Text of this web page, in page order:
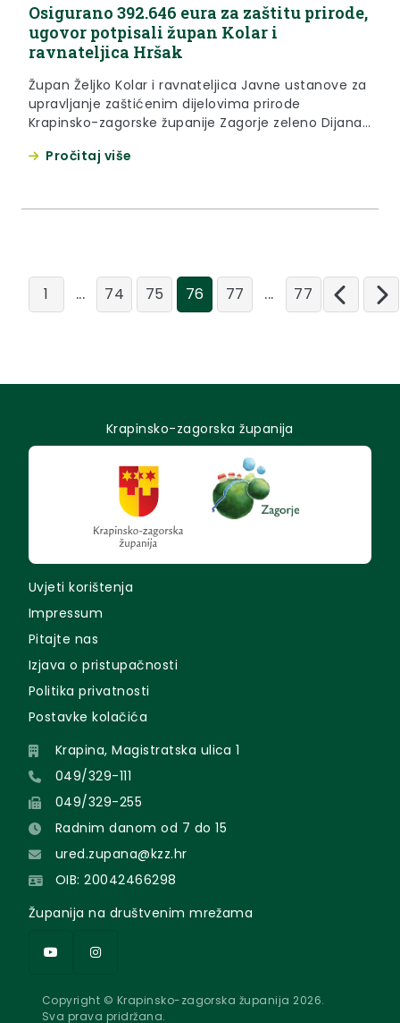
Osigurano 392.646 eura za zaštitu prirode,
ugovor potpisali župan Kolar i
ravnateljica Hršak
Župan Željko Kolar i ravnateljica Javne ustanove za
upravljanje zaštićenim dijelovima prirode
Krapinsko-zagorske županije Zagorje zeleno Dijana
sufinanciranju rada Javne ustanove Zagorje zeleno
Pročitaj više
1 ... 74 75 76 77 ... 77
Krapinsko-zagorska županija
Uvjeti korištenja
Impressum
Pitajte nas
Izjava o pristupačnosti
Politika privatnosti
Postavke kolačića
Krapina, Magistratska ulica 1
049/329-111
049/329-255
Radnim danom od 7 do 15
ured.zupana@kzz.hr
OIB: 20042466298
Županija na društvenim mrežama
Copyright © Krapinsko-zagorska županija 2026.
Sva prava pridržana.